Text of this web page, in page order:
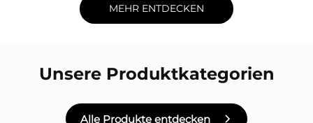
MEHR ENTDECKEN
Unsere Produktkategorien
Alle Produkte entdecken